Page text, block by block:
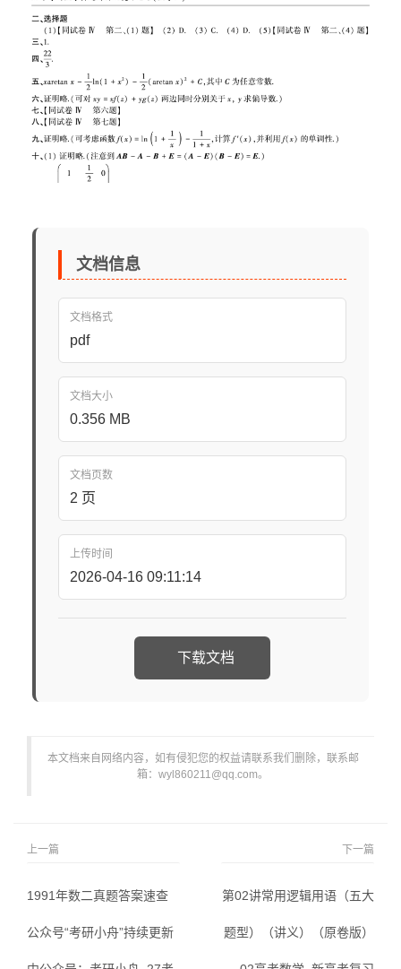
文档信息
文档格式
pdf
文档大小
0.356 MB
文档页数
2 页
上传时间
2026-04-16 09:11:14
下载文档
本文档来自网络内容，如有侵犯您的权益请联系我们删除，联系邮
箱：wyl860211@qq.com。
上一篇
1991年数二真题答案速查
公众号“考研小舟”持续更新
下一篇
第02讲常用逻辑用语（五大
题型）（讲义）（原卷版）